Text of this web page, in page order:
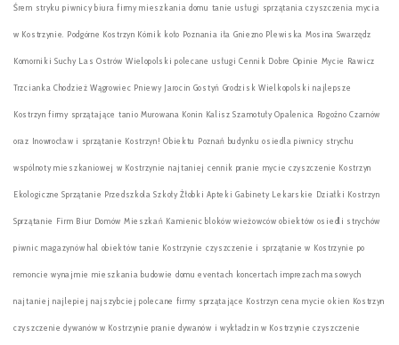
Śrem stryku piwnicy biura firmy mieszkania domu tanie usługi sprzątania czyszczenia mycia
w Kostrzynie. Podgórne Kostrzyn Kórnik koło Poznania iła Gniezno Plewiska Mosina Swarzędz
Komorniki Suchy Las Ostrów Wielopolski polecane usługi Cennik Dobre Opinie Mycie Rawicz
Trzcianka Chodzież Wągrowiec Pniewy Jarocin Gostyń Grodzisk Wielkopolski najlepsze
Kostrzyn firmy sprzątające tanio Murowana Konin Kalisz Szamotuły Opalenica Rogoźno Czarnów
oraz Inowrocław i sprzątanie Kostrzyn! Obiektu Poznań budynku osiedla piwnicy strychu
wspólnoty mieszkaniowej w Kostrzynie najtaniej cennik pranie mycie czyszczenie Kostrzyn
Ekologiczne Sprzątanie Przedszkola Szkoły Żłobki Apteki Gabinety Lekarskie Działki Kostrzyn
Sprzątanie Firm Biur Domów Mieszkań Kamienic bloków wieżowców obiektów osiedli strychów
piwnic magazynów hal obiektów tanie Kostrzynie czyszczenie i sprzątanie w Kostrzynie po
remoncie wynajmie mieszkania budowie domu eventach koncertach imprezach masowych
najtaniej najlepiej najszybciej polecane firmy sprzątające Kostrzyn cena mycie okien Kostrzyn
czyszczenie dywanów w Kostrzynie pranie dywanów i wykładzin w Kostrzynie czyszczenie